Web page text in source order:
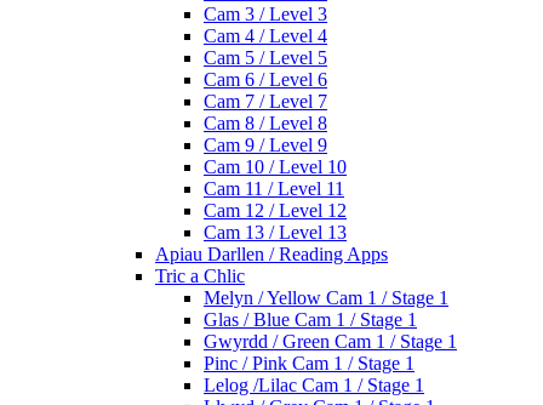
Cam 3 / Level 3
Cam 4 / Level 4
Cam 5 / Level 5
Cam 6 / Level 6
Cam 7 / Level 7
Cam 8 / Level 8
Cam 9 / Level 9
Cam 10 / Level 10
Cam 11 / Level 11
Cam 12 / Level 12
Cam 13 / Level 13
Apiau Darllen / Reading Apps
Tric a Chlic
Melyn / Yellow Cam 1 / Stage 1
Glas / Blue Cam 1 / Stage 1
Gwyrdd / Green Cam 1 / Stage 1
Pinc / Pink Cam 1 / Stage 1
Lelog /Lilac Cam 1 / Stage 1